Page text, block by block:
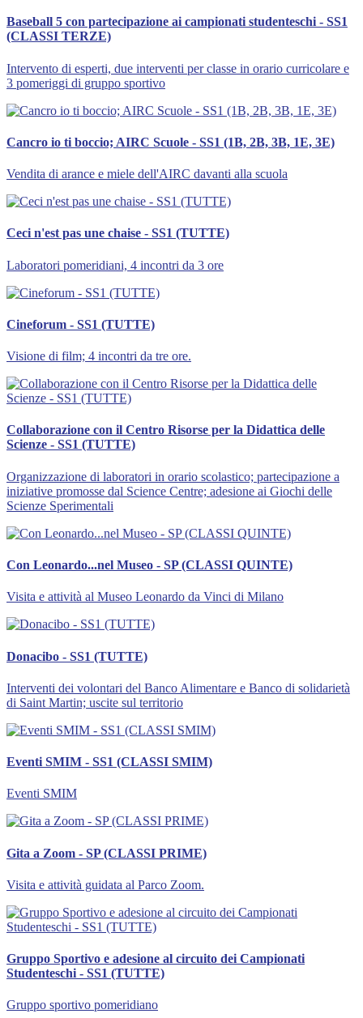
Baseball 5 con partecipazione ai campionati studenteschi - SS1
(CLASSI TERZE)
Intervento di esperti, due interventi per classe in orario curricolare e
3 pomeriggi di gruppo sportivo
Cancro io ti boccio; AIRC Scuole - SS1 (1B, 2B, 3B, 1E, 3E)
Vendita di arance e miele dell'AIRC davanti alla scuola
Ceci n'est pas une chaise - SS1 (TUTTE)
Laboratori pomeridiani, 4 incontri da 3 ore
Cineforum - SS1 (TUTTE)
Visione di film; 4 incontri da tre ore.
Collaborazione con il Centro Risorse per la Didattica delle
Scienze - SS1 (TUTTE)
Organizzazione di laboratori in orario scolastico; partecipazione a
iniziative promosse dal Science Centre; adesione ai Giochi delle
Scienze Sperimentali
Con Leonardo...nel Museo - SP (CLASSI QUINTE)
Visita e attività al Museo Leonardo da Vinci di Milano
Donacibo - SS1 (TUTTE)
Interventi dei volontari del Banco Alimentare e Banco di solidarietà
di Saint Martin; uscite sul territorio
Eventi SMIM - SS1 (CLASSI SMIM)
Eventi SMIM
Gita a Zoom - SP (CLASSI PRIME)
Visita e attività guidata al Parco Zoom.
Gruppo Sportivo e adesione al circuito dei Campionati
Studenteschi - SS1 (TUTTE)
Gruppo sportivo pomeridiano